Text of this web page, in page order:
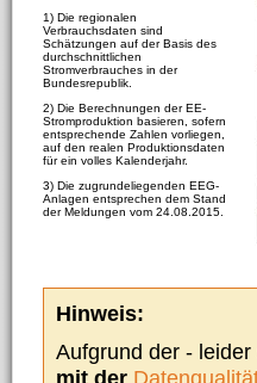
1) Die regionalen
Verbrauchsdaten sind
Schätzungen auf der Basis des
durchschnittlichen
Stromverbrauches in der
Bundesrepublik.
2) Die Berechnungen der EE-
Stromproduktion basieren, sofern
entsprechende Zahlen vorliegen,
auf den realen Produktionsdaten
für ein volles Kalenderjahr.
3) Die zugrundeliegenden EEG-
Anlagen entsprechen dem Stand
der Meldungen vom 24.08.2015.
Hinweis:
Aufgrund der -
mit der